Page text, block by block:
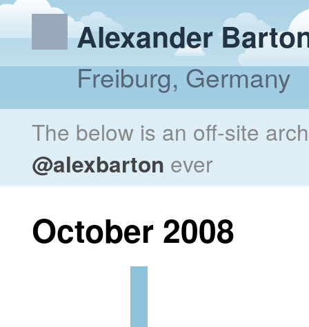
Alexander
Freiburg, Germany
The below is an off-site
@alexbarton ever
October 2008